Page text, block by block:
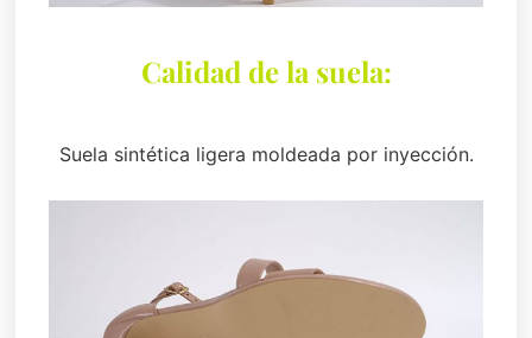
Calidad de la suela:
Suela sintética ligera moldeada por inyección.